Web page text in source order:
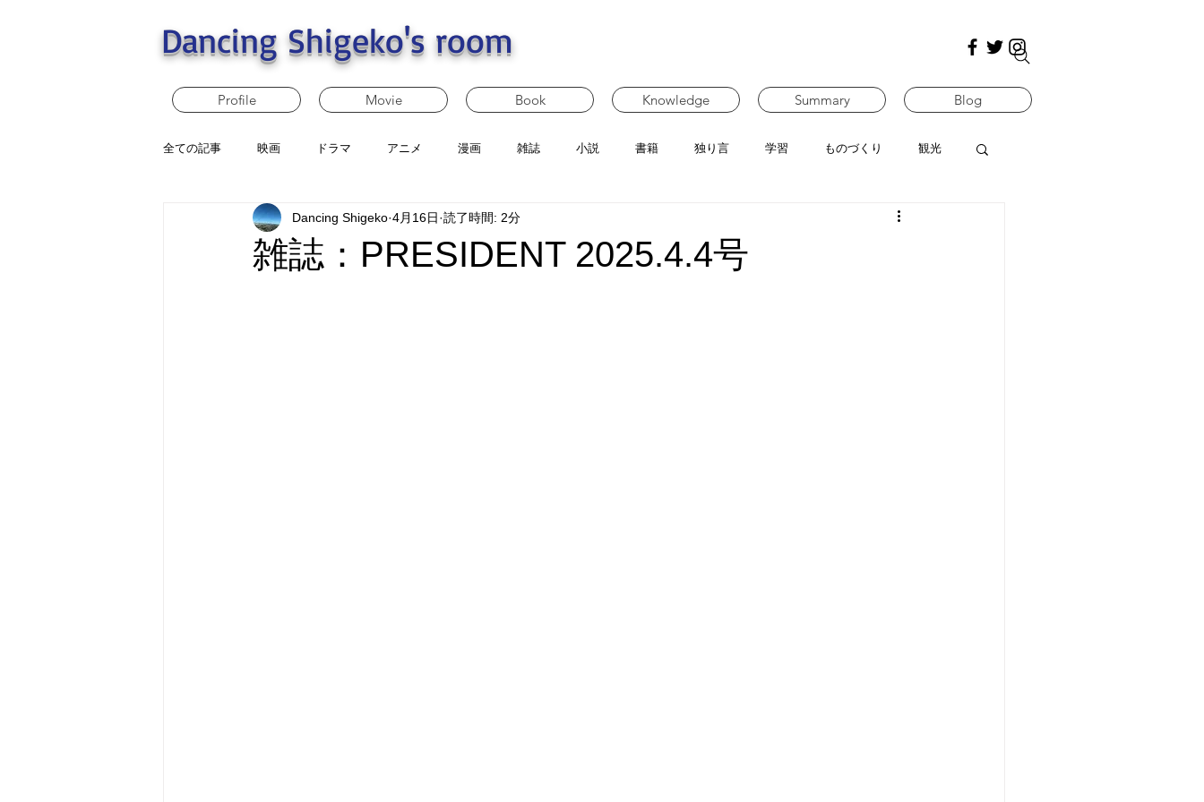
Dancing Shigeko's room
Profile Movie Book Knowledge Summary Blog
全ての記事 映画 ドラマ アニメ 漫画 雑誌 小説 書籍 独り言 学習 ものづくり 観光
雑誌：PRESIDENT 2025.4.4号
Dancing Shigeko 4月16日 読了時間: 2分